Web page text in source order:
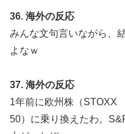
36. 海外の反応
みんな文句言いながら、
よなｗ
37. 海外の反応
1年前に欧州株（STOXX
50）に乗り換えたわ。